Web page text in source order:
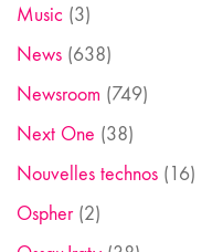
Music (3)
News (638)
Newsroom (749)
Next One (38)
Nouvelles technos (16)
Ospher(2)